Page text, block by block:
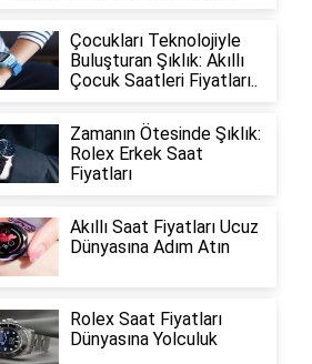
Çocukları Teknolojiyle
Buluşturan Şıklık: Akıllı
Çocuk Saatleri Fiyatları..
Zamanın Ötesinde Şıklık:
Rolex Erkek Saat
Fiyatları
Akıllı Saat Fiyatları Ucuz
Dünyasına Adım Atın
Rolex Saat Fiyatları
Dünyasına Yolculuk